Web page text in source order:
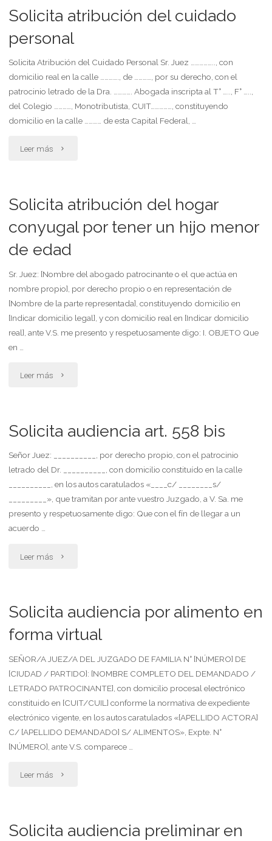
provincia
de
aires"
hogar
como
medida
Solicita atribución del cuidado
personal
Solicita Atribución del Cuidado Personal Sr. Juez …………….., con
domicilio real en la calle …………., de …………, por su derecho, con el
patrocinio letrado de la Dra. …………. Abogada inscripta al T° ….., F° …..,
del Colegio …………, Monotributista, CUIT……………, constituyendo
domicilio en la calle ………… de esta Capital Federal, …
Leer más "Solicita
cuidado
personal"
Solicita atribución del hogar
conyugal por tener un hijo menor
de edad
Sr. Juez: [Nombre del abogado patrocinante o el que actúa en
nombre propio], por derecho propio o en representación de
[Nombre de la parte representada], constituyendo domicilio en
[Indicar domicilio legal], y con domicilio real en [Indicar domicilio
real], ante V.S. me presento y respetuosamente digo: I. OBJETO Que
en …
Leer más "Solicita
conyugal
por
tener
de
edad"
Solicita audiencia art. 558 bis
Señor Juez: __________, por derecho propio, con el patrocinio
letrado del Dr. __________, con domicilio constituído en la calle
__________, en los autos caratulados «____c/ ________s/
_________», que tramitan por ante vuestro Juzgado, a V. Sa. me
presento y respetuosamente digo: Que con el fín de llegar a un
acuerdo …
Leer más "Solicita
558
Solicita audiencia por alimento en
forma virtual
SEÑOR/A JUEZ/A DEL JUZGADO DE FAMILIA N° [NÚMERO] DE
[CIUDAD / PARTIDO]: [NOMBRE COMPLETO DEL DEMANDADO /
LETRADO PATROCINANTE], con domicilio procesal electrónico
constituido en [CUIT/CUIL] conforme la normativa de expediente
electrónico vigente, en los autos caratulados «[APELLIDO ACTORA]
C/ [APELLIDO DEMANDADO] S/ ALIMENTOS», Expte. N°
[NÚMERO], ante V.S. comparece …
Leer más "Solicita
Solicita audiencia preliminar en